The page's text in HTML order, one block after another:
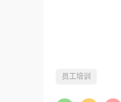
员工培训